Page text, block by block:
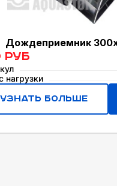
Дождеприемник
руб
нагрузки
Узнать больше